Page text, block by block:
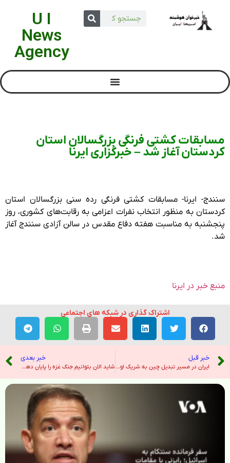
U I
News
Agency
مسابقات کشتی فرنگی بزرگسالان استان
کردستان آغاز شد – خبرگزاری ایرنا
سنندج- ایرنا- مسابقات کشتی فرنگی رده سنی بزرگسالان استان
کردستان به‌ منظور انتخاب نفرات اعزامی به رقابت‌های کشوری، روز
پنجشنبه به مناسبت هفته دفاع مقدس در سالن آزادی سنندج آغاز
شد.
منبع خبر در ایرنا
اشتراک گذاری در شبکه های اجتماعی
خبر قبل
ایران در مسیر تبدیل چین به شریک اول گردشگری؛ از لغو ویزا تا تورهای اختصاصی – خبرگزاری تسنیم
خبر بعدی
شاید الان بتوانیم جنگ غزه را پایان دهیم – صدای آمریکا